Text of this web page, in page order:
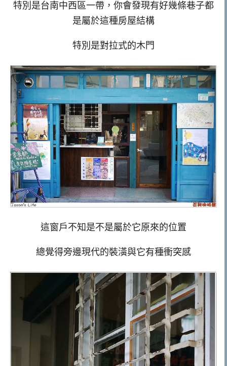
特別是台南中西區一帶，你會發現有好幾條巷子都
是屬於這種房屋結構
特別是對拉式的木門
這窗戶不知是不是屬於它原來的位置
總覺得旁邊現代的裝潢與它有種衝突感